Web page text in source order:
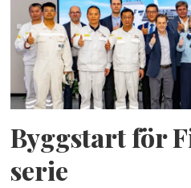
Byggstart för
serie